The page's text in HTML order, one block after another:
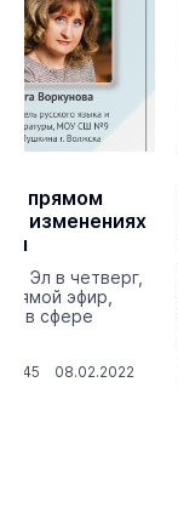
в прямом
изменениях
Эл в четверг,
эфир,
в сфере
14:45 08.02.2022